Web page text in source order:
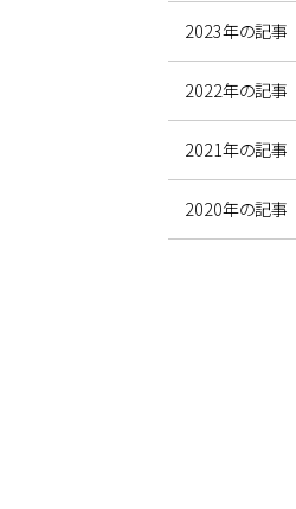
2023年の記事
2022年の記事
2021年の記事
2020年の記事